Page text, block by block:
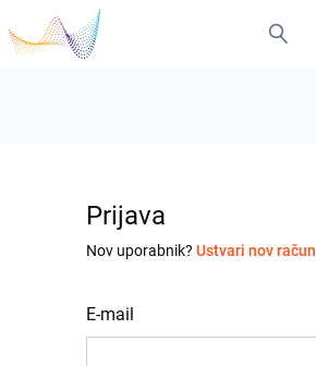
Prijava
Nov uporabnik? Ustvari nov račun
E-mail